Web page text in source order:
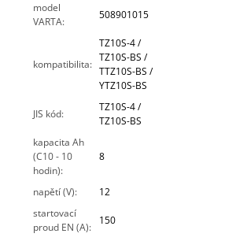
model
VARTA:
508901015
kompatibilita:
TZ10S-4 /
TZ10S-BS /
TTZ10S-BS /
YTZ10S-BS
JIS kód:
TZ10S-4 /
TZ10S-BS
kapacita Ah
(C10 - 10
hodin):
8
napětí (V):
12
startovací
proud EN (A):
150